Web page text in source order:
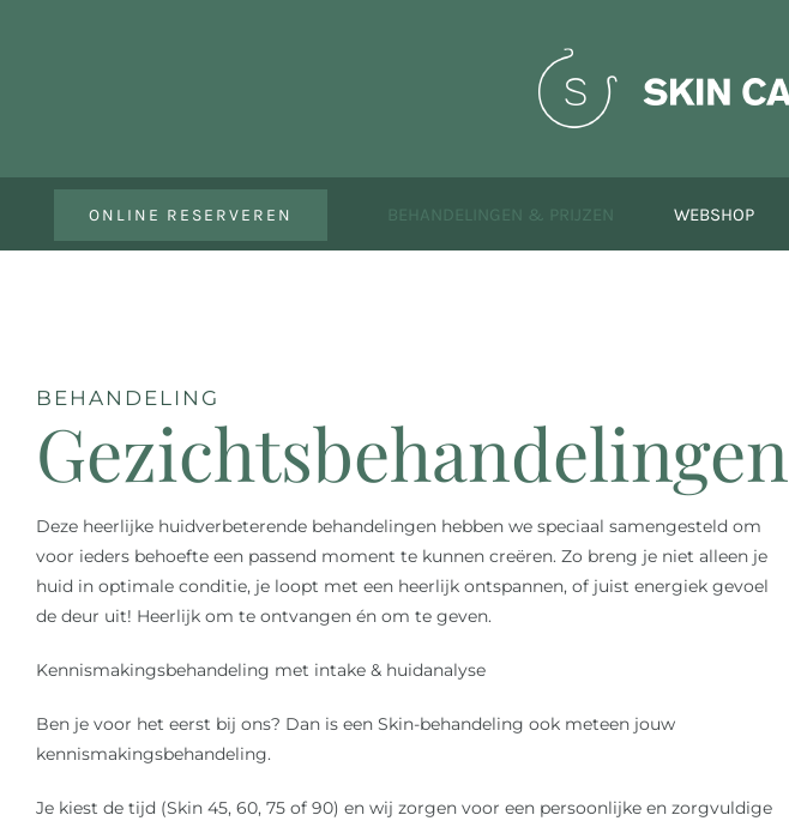
ONLINE RESERVEREN BEHANDELINGEN & PRIJZEN WEBSHOP
BEHANDELING
Gezichtsbehandelingen
Deze heerlijke huidverbeterende behandelingen hebben we speciaal samengesteld om
voor ieders behoefte een passend moment te kunnen creëren. Zo breng je niet alleen je
huid in optimale conditie, je loopt met een heerlijk ontspannen, of juist energiek gevoel
de deur uit! Heerlijk om te ontvangen én om te geven.
Kennismakingsbehandeling met intake & huidanalyse
Ben je voor het eerst bij ons? Dan is een Skin-behandeling ook meteen jouw
kennismakingsbehandeling.
Je kiest de tijd (Skin 45, 60, 75 of 90) en wij zorgen voor een persoonlijke en zorgvuldige